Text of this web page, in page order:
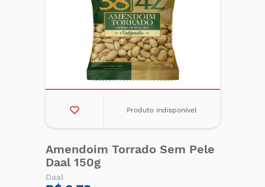
Produto indisponível
Amendoim Torrado Sem Pele
Daal 150g
Daal